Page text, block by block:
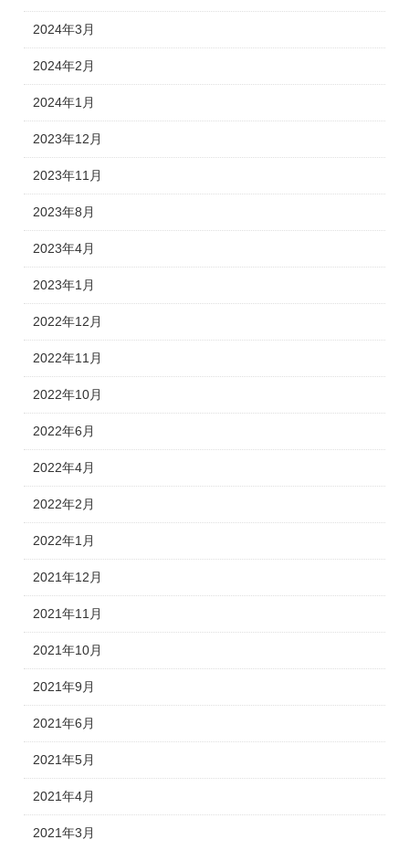
2024年3月
2024年2月
2024年1月
2023年12月
2023年11月
2023年8月
2023年4月
2023年1月
2022年12月
2022年11月
2022年10月
2022年6月
2022年4月
2022年2月
2022年1月
2021年12月
2021年11月
2021年10月
2021年9月
2021年6月
2021年5月
2021年4月
2021年3月